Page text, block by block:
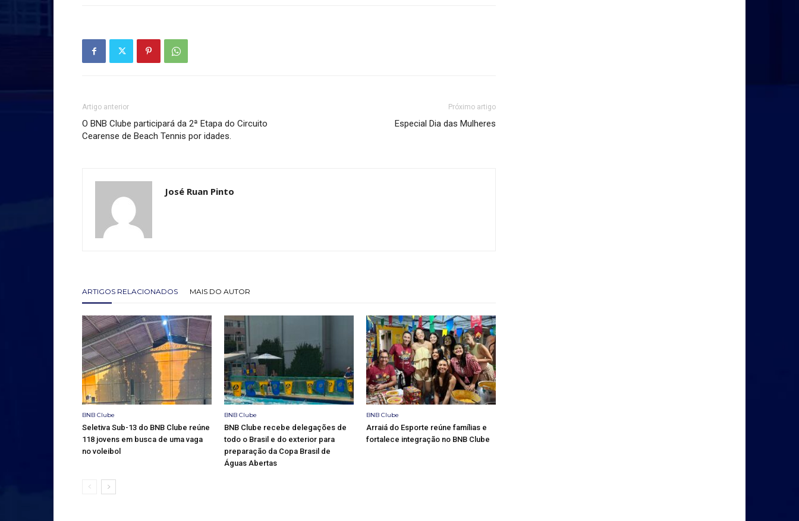
Artigo anterior
O BNB Clube participará da 2ª Etapa do Circuito
Cearense de Beach Tennis por idades.
Próximo artigo
Especial Dia das Mulheres
José Ruan Pinto
ARTIGOS RELACIONADOS MAIS DO AUTOR
BNB Clube
Seletiva Sub-13 do BNB Clube reúne
118 jovens em busca de uma vaga
no voleibol
BNB Clube
BNB Clube recebe delegações de
todo o Brasil e do exterior para
preparação da Copa Brasil de
Águas Abertas
BNB Clube
Arraiá do Esporte reúne famílias e
fortalece integração no BNB Clube